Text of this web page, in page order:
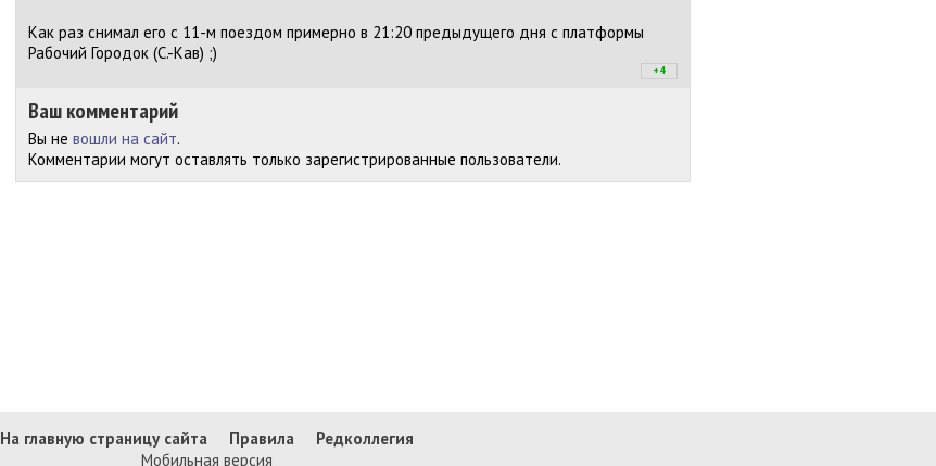
Как раз снимал его с 11-м поездом примерно в 21:20 предыдущего дня с платформы
Рабочий Городок (С.-Кав) ;)
+4
/–2
Ваш комментарий
Вы не вошли на сайт.
Комментарии могут оставлять только зарегистрированные пользователи.
На главную страницу сайта Правила
Редколлегия
Мобильная версия